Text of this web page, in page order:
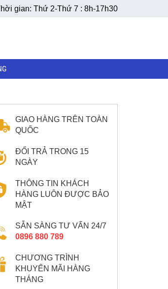
gian: Thứ 2-Thứ 7 : 8h-17h30
GIAO HÀNG TRÊN TOÀN
QUỐC
ĐỔI TRẢ TRONG 15
NGÀY
THÔNG TIN KHÁCH
HÀNG LUÔN ĐƯỢC BẢO
MẬT
SẴN SÀNG TƯ VẤN 24/7
0896 880 789
CHƯƠNG TRÌNH
KHUYẾN MÃI HÀNG
THÁNG